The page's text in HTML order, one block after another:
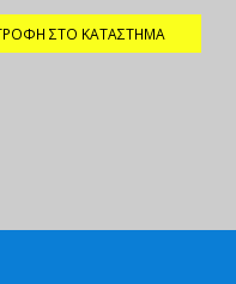
ΣΤΟ ΚΑΤΆΣΤΗΜΑ